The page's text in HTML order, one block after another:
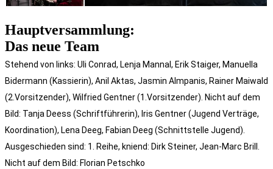
Hauptversammlung:
Das neue Team
Stehend von links: Uli Conrad, Lenja Mannal, Erik Staiger, Manuella
Bidermann (Kassierin), Anil Aktas, Jasmin Almpanis, Rainer Maiwald
(2.Vorsitzender), Wilfried Gentner (1.Vorsitzender). Nicht auf dem
Bild: Tanja Deess (Schriftführerin), Iris Gentner (Jugend Verträge,
Koordination), Lena Deeg, Fabian Deeg (Schnittstelle Jugend).
Ausgeschieden sind: 1. Reihe, kniend: Dirk Steiner, Jean-Marc Brill.
Nicht auf dem Bild: Florian Petschko